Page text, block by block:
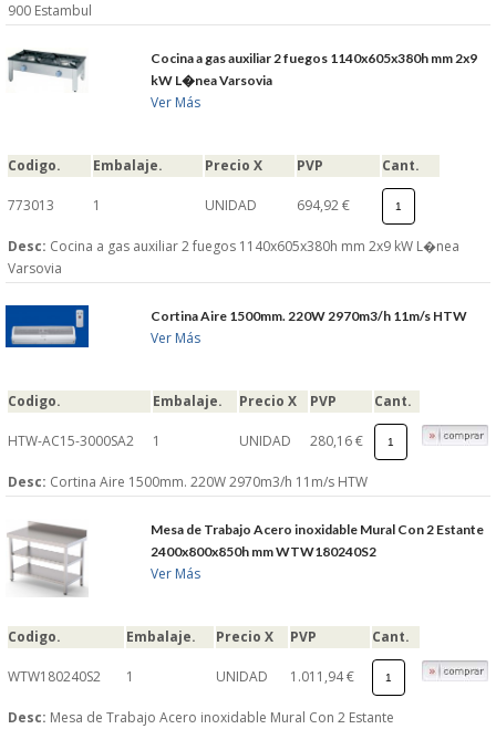
900 Estambul
Cocina a gas auxiliar 2 fuegos 1140x605x380h mm 2x9
kW L�nea Varsovia
Ver Más
Codigo. Embalaje. Precio X PVP Cant.
773013 1 UNIDAD 694,92 €
Desc: Cocina a gas auxiliar 2 fuegos 1140x605x380h mm 2x9 kW L�nea
Varsovia
Cortina Aire 1500mm. 220W 2970m3/h 11m/s HTW
Ver Más
Codigo. Embalaje. Precio X PVP Cant.
HTW-AC15-3000SA2 1 UNIDAD 280,16 €
Desc: Cortina Aire 1500mm. 220W 2970m3/h 11m/s HTW
Mesa de Trabajo Acero inoxidable Mural Con 2 Estante
2400x800x850h mm WTW180240S2
Ver Más
Codigo. Embalaje. Precio X PVP Cant.
WTW180240S2 1 UNIDAD 1.011,94 €
Desc: Mesa de Trabajo Acero inoxidable Mural Con 2 Estante